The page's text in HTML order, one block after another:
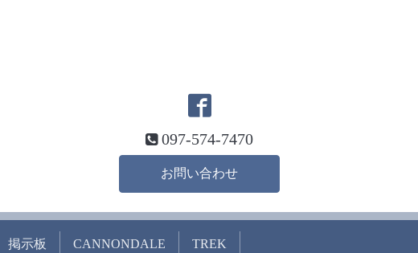
097-574-7470
お問い合わせ
掲示板 CANNONDALE TREK